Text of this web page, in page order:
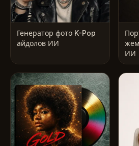
Генератор фото K-Pop
айдолов ИИ
ИИ